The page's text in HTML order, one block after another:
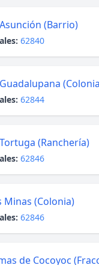
(Barrio)
62840
62844
(Ranchería)
62846
Minas (Colonia)
62846
de Cocoyoc